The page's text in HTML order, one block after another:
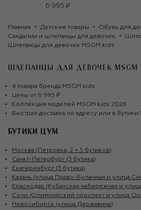
6 995 ₽
Главная Детские товары
Обувь для
Сандалии и шлепанцы для девочек
Шлепанцы для девочек MSGM kids
ШЛЕПАНЦЫ ДЛЯ ДЕВОЧЕК MSGM
4 товара бренда MSGM kids
Цены от 6 995 ₽
Коллекция моделей MSGM kids 2026
Быстрая доставка по адресу или в
БУТИКИ ЦУМ
Москва (Петровка, 2 + 5 бутиков)
Санкт-Петербург (3 бутика)
Екатеринбург (3 бутика)
Казань (улица Право-Булачная и улица
Краснодар (Кубанская набережная и
Сочи (Олимпийский проспект и улица
Новосибирск (улица Державина)